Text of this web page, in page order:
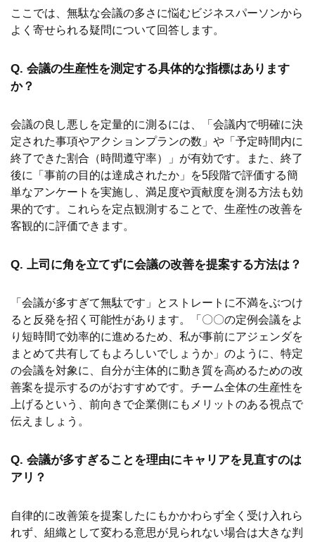
ここでは、無駄な会議の多さに悩むビジネスパーソンから
よく寄せられる疑問について回答します。
Q. 会議の生産性を測定する具体的な指標はあります
か？
会議の良し悪しを定量的に測るには、「会議内で明確に決
定された事項やアクションプランの数」や「予定時間内に
終了できた割合（時間遵守率）」が有効です。また、終了
後に「事前の目的は達成されたか」を5段階で評価する簡
単なアンケートを実施し、満足度や貢献度を測る方法も効
果的です。これらを定点観測することで、生産性の改善を
客観的に評価できます。
Q. 上司に角を立てずに会議の改善を提案する方法は？
「会議が多すぎて無駄です」とストレートに不満をぶつけ
ると反発を招く可能性があります。「〇〇の定例会議をよ
り短時間で効率的に進めるため、私が事前にアジェンダを
まとめて共有してもよろしいでしょうか」のように、特定
の会議を対象に、自分が主体的に動き質を高めるための改
善案を提示するのがおすすめです。チーム全体の生産性を
上げるという、前向きで企業側にもメリットのある視点で
伝えましょう。
Q. 会議が多すぎることを理由にキャリアを見直すのは
アリ？
自律的に改善策を提案したにもかかわらず全く受け入れら
れず、組織として変わる意思が見られない場合は大きな判